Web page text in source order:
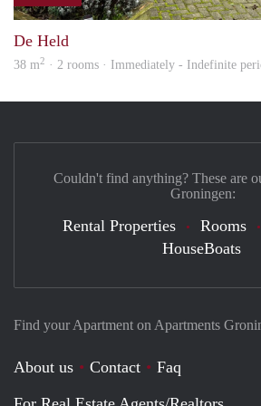
De Held
38 m2 · 2 rooms · Immediately - Indefinite
Find your Apartment on Apartments
About us Contact
Faq
Couldn't find anything? These are
Groningen:
Rental Properties Rooms
HouseBoats